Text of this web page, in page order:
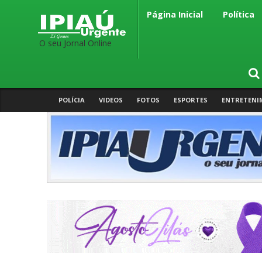
O seu Jornal Online
Página Inicial Política
POLÍCIA VIDEOS FOTOS ESPORTES